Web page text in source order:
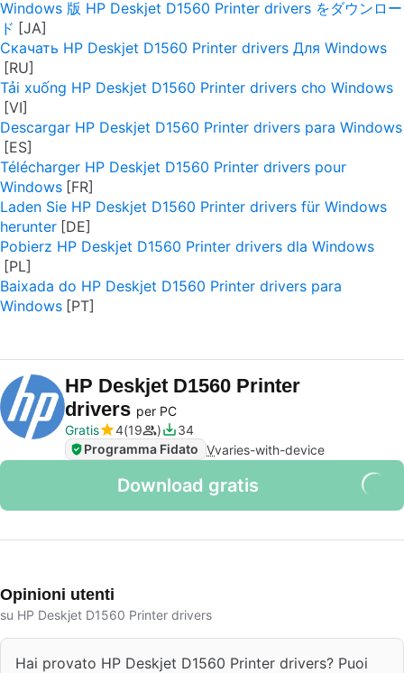
Windows 版 HP Deskjet D1560 Printer drivers をダウンロー
ド
Скачать HP Deskjet D1560 Printer drivers Для Windows
Tải xuống HP Deskjet D1560 Printer drivers cho Windows
Descargar HP Deskjet D1560 Printer drivers para Windows
Télécharger HP Deskjet D1560 Printer drivers pour
Windows
Laden Sie HP Deskjet D1560 Printer drivers für Windows
herunter
Pobierz HP Deskjet D1560 Printer drivers dla Windows
Baixada do HP Deskjet D1560 Printer drivers para
Windows
HP Deskjet D1560 Printer
drivers per PC
Gratis
4 19
34
Programma Fidato Vvaries-with-device
Download gratis
Opinioni utenti
su HP Deskjet D1560 Printer drivers
Hai provato HP Deskjet D1560 Printer drivers? Puoi